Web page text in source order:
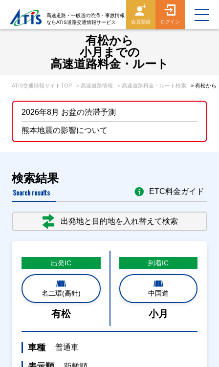
高速道路・一般道の渋滞・事故情報
ならATIS道路交通情報サービス
会員登録 ログイン
有松から
小月までの
高速道路料金・ルート
ATIS交通情報サイトTOP > 高速道路情報 > 高速道路料金・ルート検索 > 有松から
2026年8月 お盆の渋滞予測
熊本地震の影響について
検索結果
Search results
出発地と目的地を入れ替えて検索
ETC料金ガイド
出発IC
名二環(高針)
有松
到着IC
中国道
小月
車種 普通車